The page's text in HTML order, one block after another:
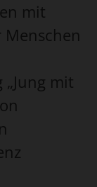
mit
mit